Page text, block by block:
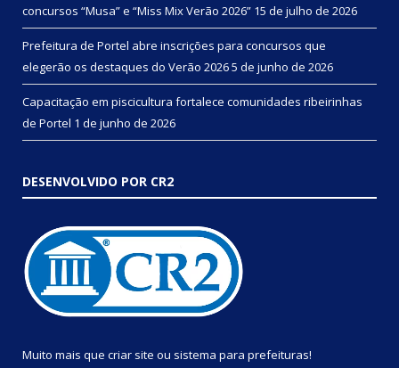
concursos “Musa” e “Miss Mix Verão 2026” 15 de julho de 2026
Prefeitura de Portel abre inscrições para concursos que
elegerão os destaques do Verão 20265 de junho de 2026
Capacitação em piscicultura fortalece comunidades ribeirinhas
de Portel 1 de junho de 2026
DESENVOLVIDO POR CR2
Muito mais que criar site ou sistema para prefeituras!